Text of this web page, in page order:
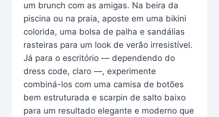
um brunch com as amigas. Na beira da
piscina ou na praia, aposte em uma bikini
colorida, uma bolsa de palha e sandálias
rasteiras para um look de verão irresistível.
Já para o escritório — dependendo do
dress code, claro —, experimente
combiná-los com uma camisa de botões
bem estruturada e scarpin de salto baixo
para um resultado elegante e moderno que